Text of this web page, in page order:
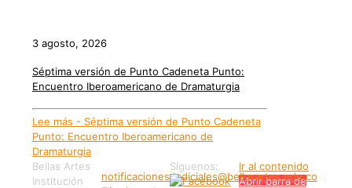
3 agosto, 2026
Séptima versión de Punto Cadeneta Punto:
Encuentro Iberoamericano de Dramaturgia
Lee más - Séptima versión de Punto Cadeneta
Punto: Encuentro Iberoamericano de
Dramaturgia
Bellas Artes
Institución
notificaciones.judiciales@bellasartes.edu.co
Síguenos:
Ir al contenido
Abrir barra de